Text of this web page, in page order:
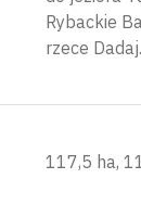
Rybackie
rzece Dadaj.
117,5 ha,